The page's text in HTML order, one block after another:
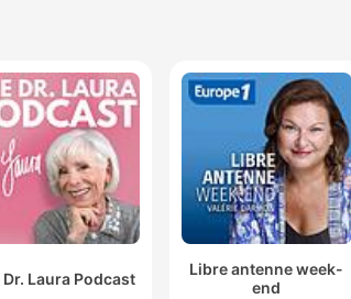
Dr. Laura Podcast
Libre antenne week-
end